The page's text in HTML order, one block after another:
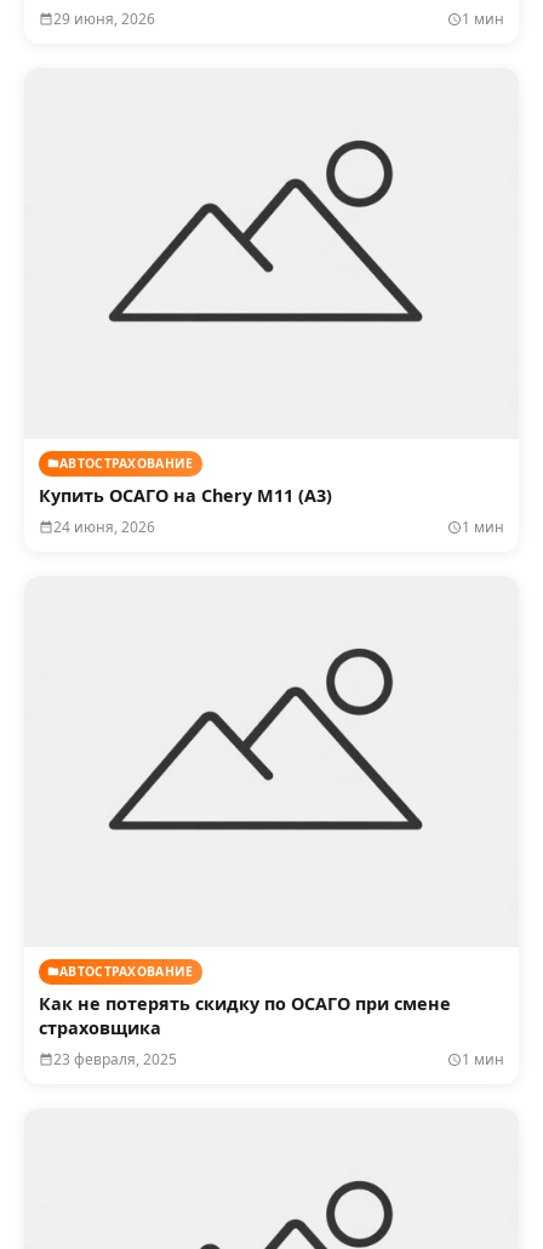
29 июня, 2026 1 мин
АВТОСТРАХОВАНИЕ
Купить ОСАГО на Chery M11 (A3)
24 июня, 2026 1 мин
АВТОСТРАХОВАНИЕ
Как не потерять скидку по ОСАГО при смене
страховщика
23 февраля, 2025 1 мин